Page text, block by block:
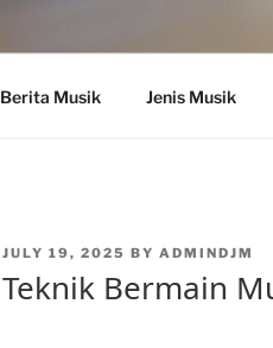
Berita Musik Jenis Musik
POSTED
JULY 19, 2025 BY ADMINDJM
Teknik Bermain